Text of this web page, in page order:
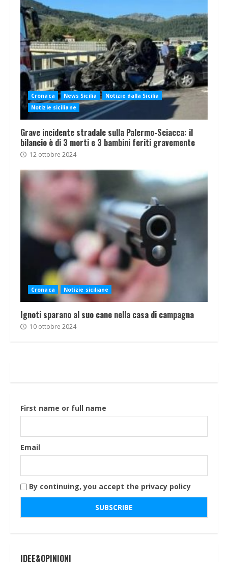
Cronaca News Sicilia
Notizie dalla Sicilia
Notizie siciliane
Grave incidente stradale sulla Palermo-Sciacca: il
bilancio è di 3 morti e 3 bambini feriti gravemente
12 ottobre 2024
Cronaca Notizie siciliane
Ignoti sparano al suo cane nella casa di campagna
10 ottobre 2024
First name or full name
Email
By continuing, you accept the privacy policy
IDEE&OPINIONI